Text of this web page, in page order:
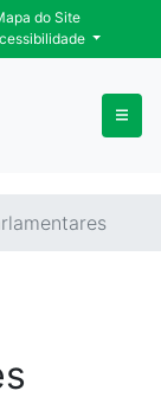
do Site